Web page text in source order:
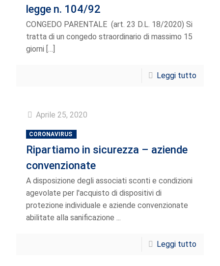
legge n. 104/92
CONGEDO PARENTALE (art. 23 D.L. 18/2020) Si
tratta di un congedo straordinario di massimo 15
giorni […]
Leggi tutto
Aprile 25, 2020
CORONAVIRUS
Ripartiamo in sicurezza – aziende
convenzionate
A disposizione degli associati sconti e condizioni
agevolate per l'acquisto di dispositivi di
protezione individuale e aziende convenzionate
abilitate alla sanificazione ...
Leggi tutto